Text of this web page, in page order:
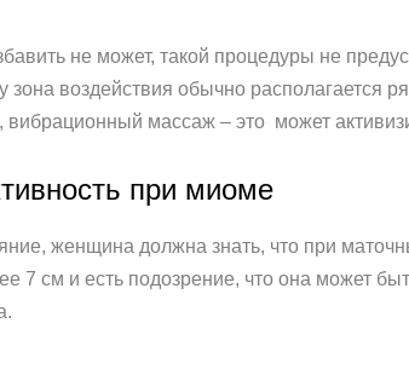
не может, такой процедуры не
зона воздействия обычно располагается
массаж – это может
при миоме
женщина должна знать, что при
7 см и есть подозрение, что она может